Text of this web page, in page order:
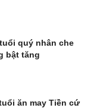
quý nhân che
bật tăng
ăn may Tiền cứ